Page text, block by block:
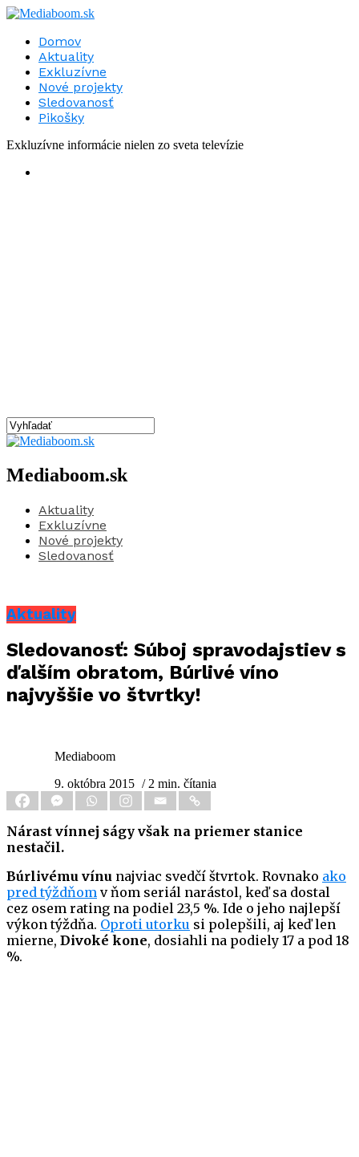
Domov
Aktuality
Exkluzívne
Nové projekty
Sledovanosť
Pikošky
Exkluzívne informácie nielen zo sveta televízie
Mediaboom.sk
Aktuality
Exkluzívne
Nové projekty
Sledovanosť
Aktuality
Sledovanosť: Súboj spravodajstiev s
ďalším obratom, Búrlivé víno
najvyššie vo štvrtky!
Mediaboom
9. októbra 2015 / 2 min. čítania
Nárast vínnej ságy však na priemer stanice
nestačil.
Búrlivému vínu najviac svedčí štvrtok. Rovnako ako
pred týždňom v ňom seriál narástol, keď sa dostal
cez osem rating na podiel 23,5 %. Ide o jeho najlepší
výkon týždňa. Oproti utorku si polepšili, aj keď len
mierne, Divoké kone, dosiahli na podiely 17 a pod 18
%.